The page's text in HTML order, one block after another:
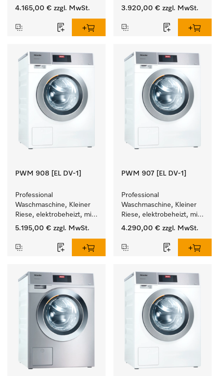
Ablaufventil und
Programmen.
Leistung 6 kg  in 49 min .
4.165,00 € zzgl. MwSt.
Ablaufventil und
Programmen.
Leistung 6 kg  in 49 min .
3.920,00 € zzgl. MwSt.
PWM 908 [EL DV-1]
Professional
Waschmaschine, Kleiner
Riese, elektrobeheizt, mit
Ablaufventil und
Programmen.
Leistung 8 kg  in 49 min .
5.195,00 € zzgl. MwSt.
PWM 907 [EL DV-1]
Professional
Waschmaschine, Kleiner
Riese, elektrobeheizt, mit
Ablaufventil und
Programmen.
Leistung 7 kg  in 49 min .
4.290,00 € zzgl. MwSt.